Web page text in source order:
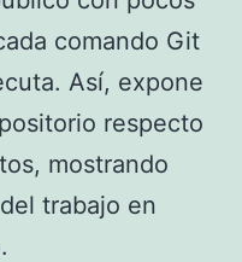
comando Git
Así, expone
respecto
mostrando
trabajo en